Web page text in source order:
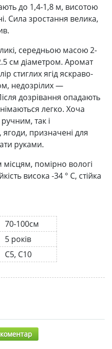
до 1,4-1,8 м, висотою
Сила зростання велика,
середньою масою 2-
см діаметром. Аромат
стиглих ягід яскраво-
недозрілих —
дозрівання опадають
легко. Хоча
так і
призначені для
руками.
помірно вологі
висока -34 ° C, стійка
70-100см
5 років
С5, С10